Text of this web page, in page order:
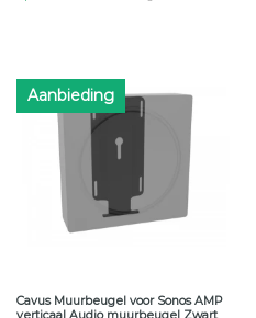
Aanbieding
Cavus Muurbeugel voor Sonos AMP